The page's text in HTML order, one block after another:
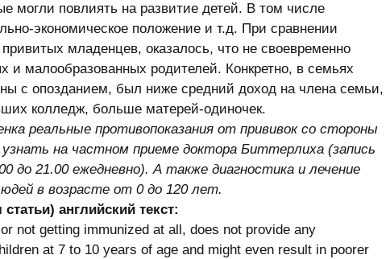
могли повлиять на развитие детей. В том числе
экономическое положение и т.д. При сравнении
младенцев, оказалось, что не своевременно
и малообразованных родителей. Конкретно, в семьях
с опозданием, был ниже средний доход на члена семьи,
колледж, больше матерей-одиночек.
реальные противопоказания от прививок со стороны
на частном приеме доктора Биттерлиха (запись
до 21.00 ежедневно). А также диагностика и лечение
в возрасте от 0 до 120 лет.
английский текст:
not getting immunized at all, does not provide any
at 7 to 10 years of age and might even result in poorer